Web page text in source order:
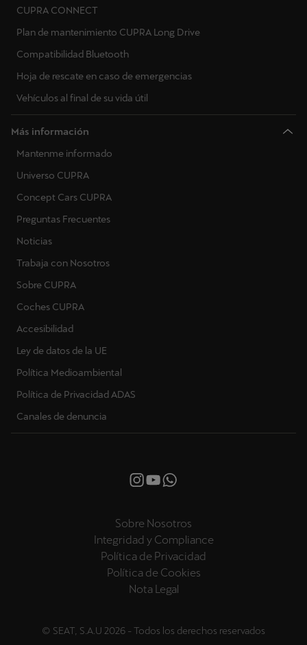
CUPRA CONNECT
Plan de mantenimiento CUPRA Long Drive
Compatibilidad Bluetooth
Hoja de rescate en caso de emergencias
Vehículos al final de su vida útil
Más información
Mantenme informado
Universo CUPRA
Concept Cars CUPRA
Preguntas Frecuentes
Noticias
Trabaja con Nosotros
Sobre CUPRA
Coches CUPRA
Accesibilidad
Ley de datos de la UE
Política Medioambiental
Política de Privacidad ADAS
Canales de denuncia
Sobre Nosotros
Integridad y Compliance
Política de Privacidad
Política de Cookies
Nota Legal
© SEAT, S.A.U 2026 - Todos los derechos reservados